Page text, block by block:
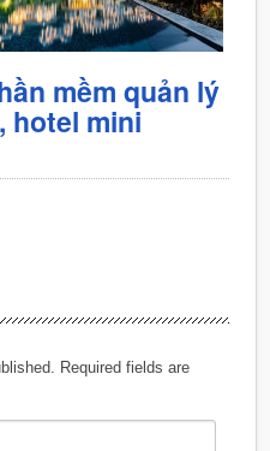
mềm quản lý
hotel mini
Required fields are